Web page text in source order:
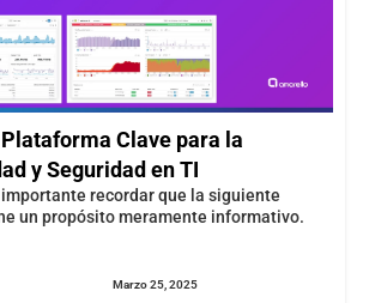
Clave para la
y Seguridad en TI
recordar que la siguiente
un propósito meramente informativo.
Marzo 25, 2025